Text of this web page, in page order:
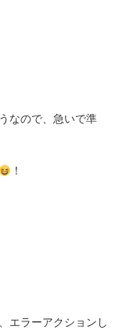
なので、急いで準
！
エラーアクションし